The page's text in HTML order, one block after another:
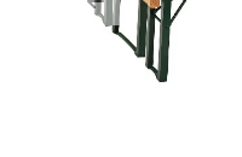
Previous